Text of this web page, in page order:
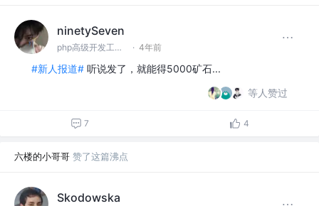
ninetySeven
php高级开发工程师 · 4年前
#新人报道# 听说发了，就能得5000矿石...
等人赞过
7 4
六楼的小哥哥 赞了这篇沸点
Skodowska